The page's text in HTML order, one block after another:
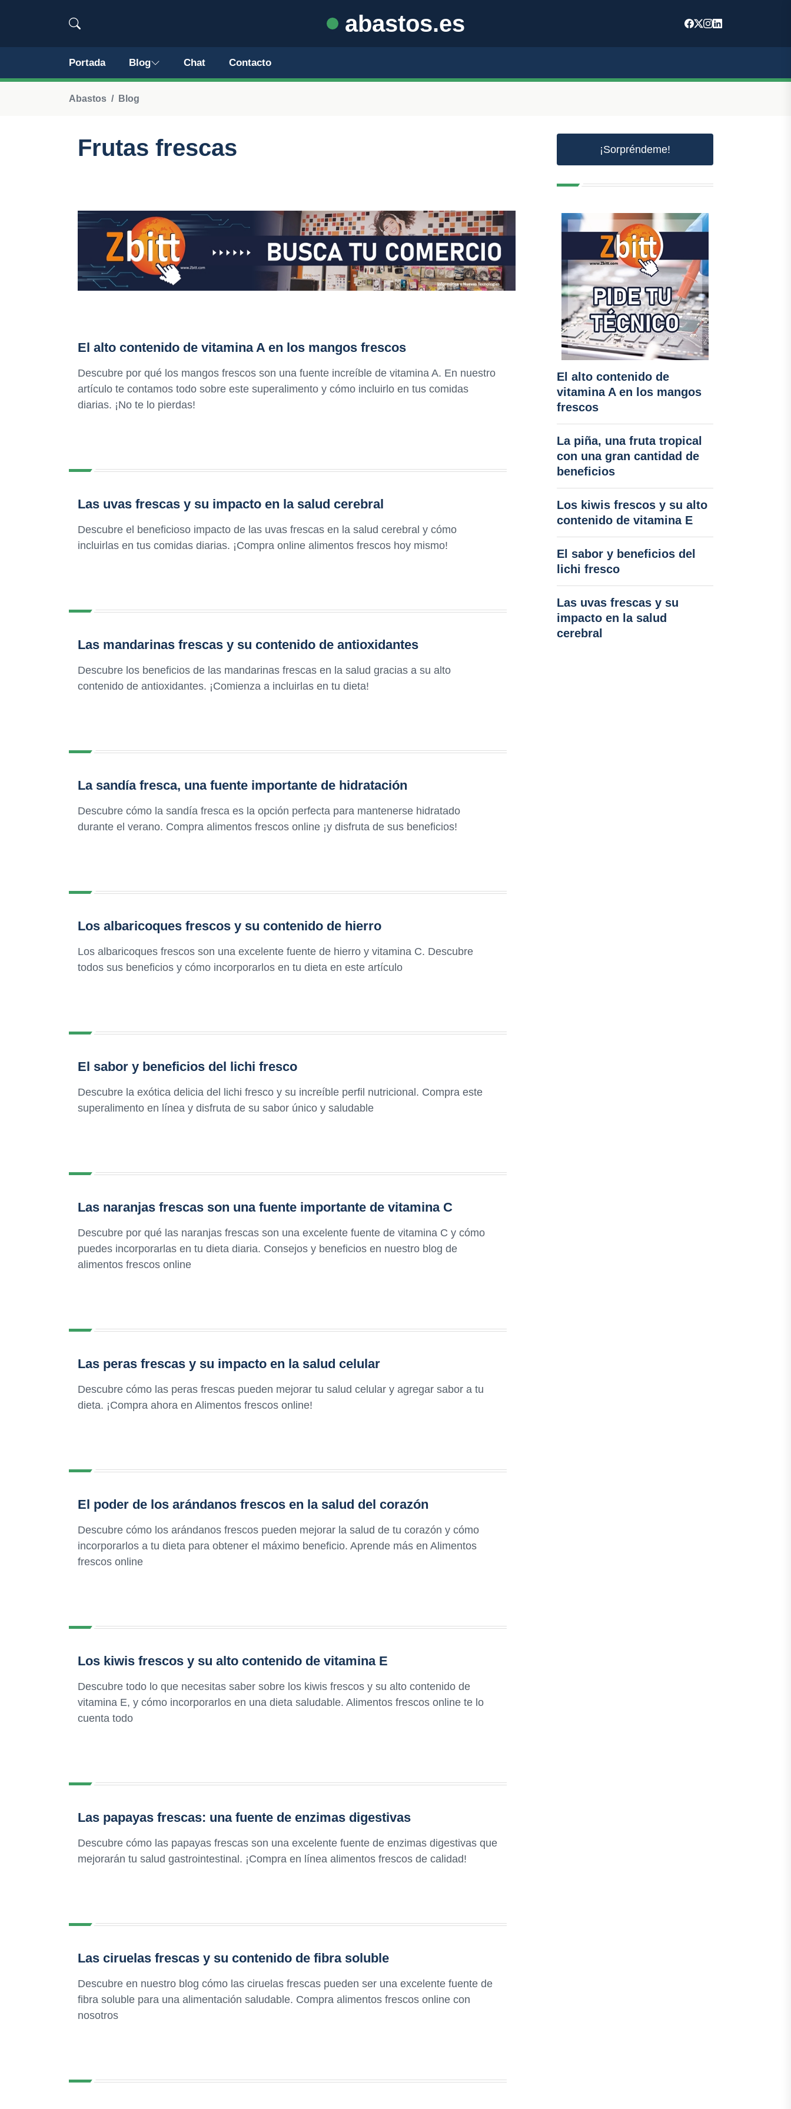
abastos.es
Portada Blog Chat Contacto
Abastos Blog
Frutas frescas
El alto contenido de vitamina A en los mangos frescos
Descubre por qué los mangos frescos son una fuente increíble de vitamina A. En nuestro
artículo te contamos todo sobre este superalimento y cómo incluirlo en tus comidas
diarias. ¡No te lo pierdas!
Las uvas frescas y su impacto en la salud cerebral
Descubre el beneficioso impacto de las uvas frescas en la salud cerebral y cómo
incluirlas en tus comidas diarias. ¡Compra online alimentos frescos hoy mismo!
Las mandarinas frescas y su contenido de antioxidantes
Descubre los beneficios de las mandarinas frescas en la salud gracias a su alto
contenido de antioxidantes. ¡Comienza a incluirlas en tu dieta!
La sandía fresca, una fuente importante de hidratación
Descubre cómo la sandía fresca es la opción perfecta para mantenerse hidratado
durante el verano. Compra alimentos frescos online ¡y disfruta de sus beneficios!
Los albaricoques frescos y su contenido de hierro
Los albaricoques frescos son una excelente fuente de hierro y vitamina C. Descubre
todos sus beneficios y cómo incorporarlos en tu dieta en este artículo
El sabor y beneficios del lichi fresco
Descubre la exótica delicia del lichi fresco y su increíble perfil nutricional. Compra este
superalimento en línea y disfruta de su sabor único y saludable
Las naranjas frescas son una fuente importante de vitamina C
Descubre por qué las naranjas frescas son una excelente fuente de vitamina C y cómo
puedes incorporarlas en tu dieta diaria. Consejos y beneficios en nuestro blog de
alimentos frescos online
Las peras frescas y su impacto en la salud celular
Descubre cómo las peras frescas pueden mejorar tu salud celular y agregar sabor a tu
dieta. ¡Compra ahora en Alimentos frescos online!
El poder de los arándanos frescos en la salud del corazón
Descubre cómo los arándanos frescos pueden mejorar la salud de tu corazón y cómo
incorporarlos a tu dieta para obtener el máximo beneficio. Aprende más en Alimentos
frescos online
Los kiwis frescos y su alto contenido de vitamina E
Descubre todo lo que necesitas saber sobre los kiwis frescos y su alto contenido de
vitamina E, y cómo incorporarlos en una dieta saludable. Alimentos frescos online te lo
cuenta todo
Las papayas frescas: una fuente de enzimas digestivas
Descubre cómo las papayas frescas son una excelente fuente de enzimas digestivas que
mejorarán tu salud gastrointestinal. ¡Compra en línea alimentos frescos de calidad!
Las ciruelas frescas y su contenido de fibra soluble
Descubre en nuestro blog cómo las ciruelas frescas pueden ser una excelente fuente de
fibra soluble para una alimentación saludable. Compra alimentos frescos online con
nosotros
¡Sorpréndeme!
El alto contenido de
vitamina A en los mangos
frescos
La piña, una fruta tropical
con una gran cantidad de
beneficios
Los kiwis frescos y su alto
contenido de vitamina E
El sabor y beneficios del
lichi fresco
Las uvas frescas y su
impacto en la salud
cerebral